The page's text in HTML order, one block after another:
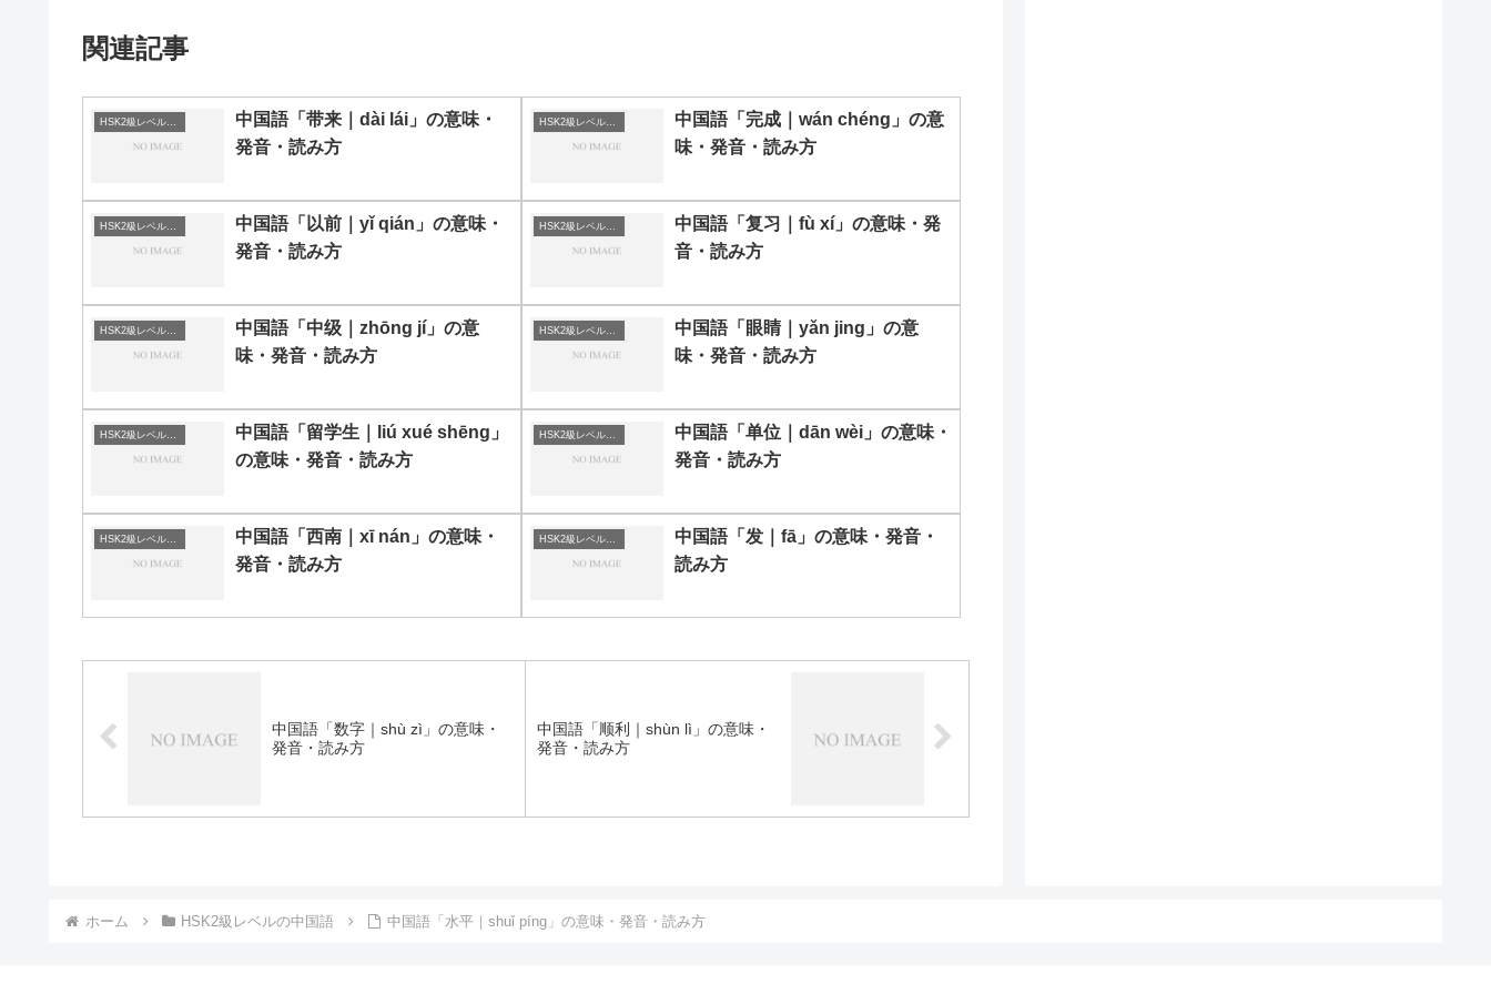
関連記事
中国語「带来｜dài lái」の意味・
発音・読み方
中国語「完成｜wán chéng」の意
味・発音・読み方
中国語「以前｜yǐ qián」の意味・
発音・読み方
中国語「复习｜fù xí」の意味・発
音・読み方
中国語「中级｜zhōng jí」の意
味・発音・読み方
中国語「眼睛｜yǎn jing」の意
味・発音・読み方
中国語「留学生｜liú xué shēng」
の意味・発音・読み方
中国語「单位｜dān wèi」の意味・
発音・読み方
中国語「西南｜xī nán」の意味・
発音・読み方
中国語「发｜fā」の意味・発音・
読み方
中国語「数字｜shù zì」の意味・
発音・読み方
中国語「顺利｜shùn lì」の意味・
発音・読み方
ホーム HSK2級レベルの中国語 中国語「水平｜shuǐ píng」の意味・発音・読み方